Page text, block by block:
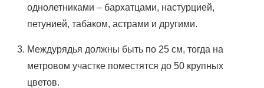
однолетниками – бархатцами, настурцией,
петунией, табаком, астрами и другими.
Междурядья должны быть по 25 см, тогда на
метровом участке поместятся до 50 крупных
цветов.